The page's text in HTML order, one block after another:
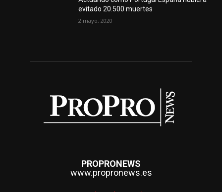
evitado 20.500 muertes
2 mayo, 2020
PROPRONEWS
www.propronews.es